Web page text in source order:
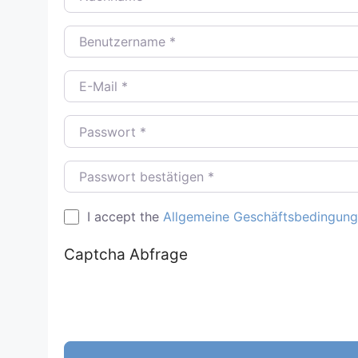
Benutzername
E-Mail
Passwort
Passwort bestätigen
I accept the Allgemeine
Captcha Abfrage